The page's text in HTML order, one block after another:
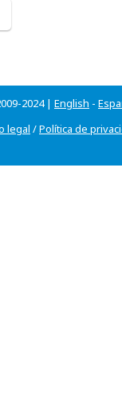
2024 | English -
legal /Política de